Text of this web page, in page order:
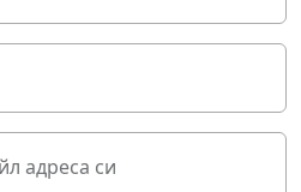
адреса си